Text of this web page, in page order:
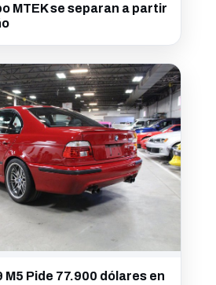
MTEK se separan a partir
M5 Pide 77.900 dólares en